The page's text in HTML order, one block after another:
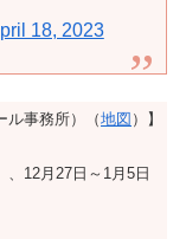
18, 2023
ル事務所）（地図 ）】
12月27日～1月5日